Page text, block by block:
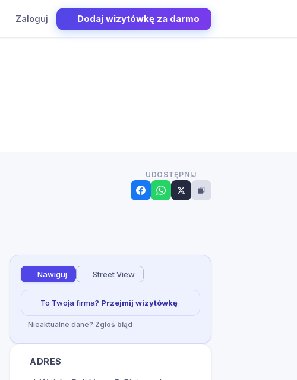
Zaloguj Dodaj wizytówkę za darmo
UDOSTĘPNIJ
Nawiguj Street View
To Twoja firma? Przejmij wizytówkę
Nieaktualne dane? Zgłoś błąd
ADRES